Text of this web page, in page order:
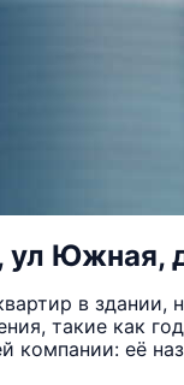
ул Южная,
в здании,
такие как
её